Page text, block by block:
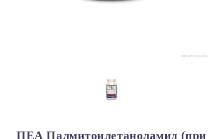
ПЕА Палмитоилетаноламид (при